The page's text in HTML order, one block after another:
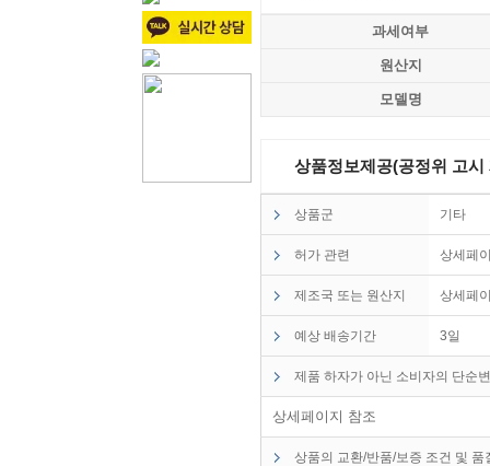
* 제조사 :브레인
* 원산지 :대한민국
* 공구 및 부속품 정리 및 보관
과세여부
원산지
모델명
상품정보제공(공정위 고시
상품군 기타
허가 관련 상세페
제조국 또는 원산지 상세페
예상 배송기간 3일
제품 하자가 아닌 소비자의 단순
상세페이지 참조
상품의 교환/반품/보증 조건 및 품